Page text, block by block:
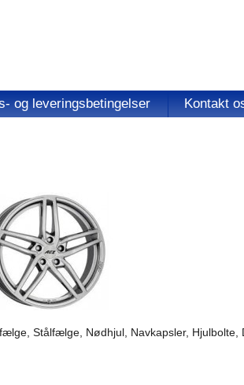
og leveringsbetingelser Kontakt
Stålfælge, Nødhjul, Navkapsler,